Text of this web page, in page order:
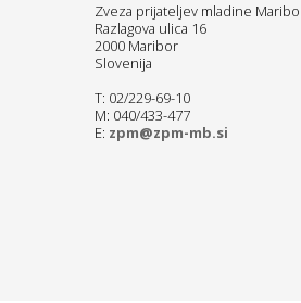
Zveza prijateljev mladine
Razlagova ulica 16
2000 Maribor
Slovenija
T: 02/229-69-10
M: 040/433-477
E: zpm@zpm-mb.si